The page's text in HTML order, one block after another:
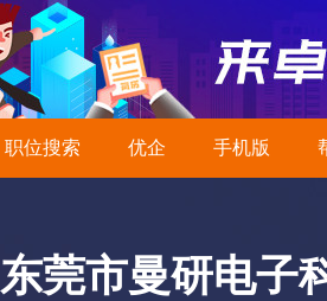
职位搜索 优企 手机版
东莞市曼研电子